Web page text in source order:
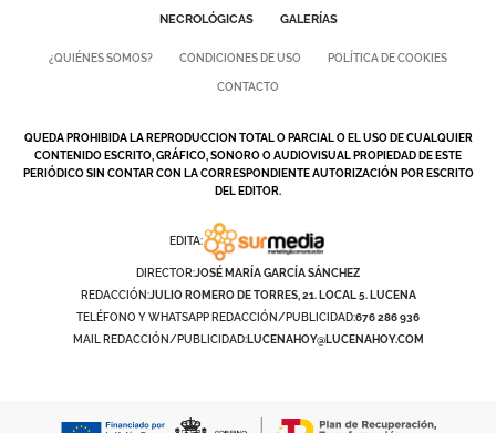
NECROLÓGICAS
GALERÍAS
¿QUIÉNES SOMOS? CONDICIONES DE USO POLÍTICA DE COOKIES
CONTACTO
QUEDA PROHIBIDA LA REPRODUCCION TOTAL O PARCIAL O EL USO DE CUALQUIER
CONTENIDO ESCRITO, GRÁFICO, SONORO O AUDIOVISUAL PROPIEDAD DE ESTE
PERIÓDICO SIN CONTAR CON LA CORRESPONDIENTE AUTORIZACIÓN POR ESCRITO
DEL EDITOR.
EDITA:
DIRECTOR:JOSÉ MARÍA GARCÍA SÁNCHEZ
REDACCIÓN:JULIO ROMERO DE TORRES, 21. LOCAL 5. LUCENA
TELÉFONO Y WHATSAPP REDACCIÓN/PUBLICIDAD:676 286 936
MAIL REDACCIÓN/PUBLICIDAD:LUCENAHOY@LUCENAHOY.COM